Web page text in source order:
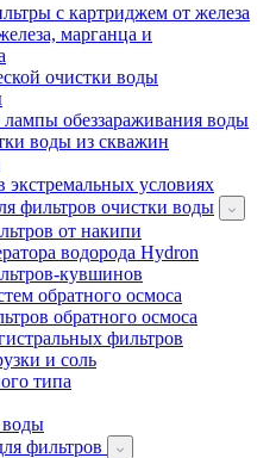
с картриджем от железа
марганца и
очистки воды
лампы обеззараживания воды
воды из скважин
условиях
фильтров очистки воды
от накипи
водорода Hydron
кувшинов
обратного осмоса
обратного осмоса
фильтров
и соль
типа
воды
фильтров